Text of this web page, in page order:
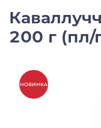
200 г (пл/
НОВИНКА